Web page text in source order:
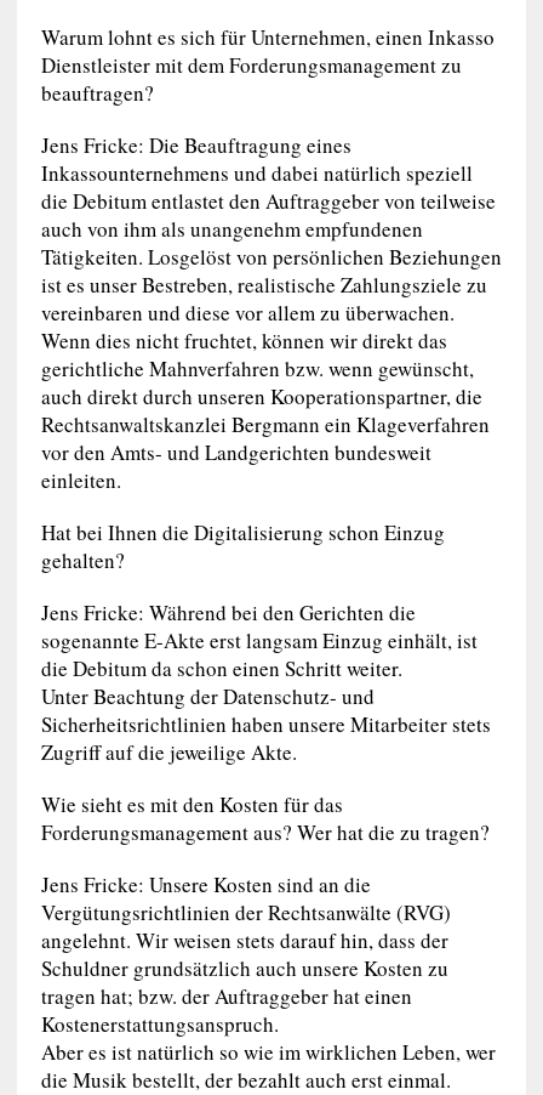
Warum lohnt es sich für Unternehmen, einen Inkasso
Dienstleister mit dem Forderungsmanagement zu
beauftragen?
Jens Fricke: Die Beauftragung eines
Inkassounternehmens und dabei natürlich speziell
die Debitum entlastet den Auftraggeber von teilweise
auch von ihm als unangenehm empfundenen
Tätigkeiten. Losgelöst von persönlichen Beziehungen
ist es unser Bestreben, realistische Zahlungsziele zu
vereinbaren und diese vor allem zu überwachen.
Wenn dies nicht fruchtet, können wir direkt das
gerichtliche Mahnverfahren bzw. wenn gewünscht,
auch direkt durch unseren Kooperationspartner, die
Rechtsanwaltskanzlei Bergmann ein Klageverfahren
vor den Amts- und Landgerichten bundesweit
einleiten.
Hat bei Ihnen die Digitalisierung schon Einzug
gehalten?
Jens Fricke: Während bei den Gerichten die
sogenannte E-Akte erst langsam Einzug einhält, ist
die Debitum da schon einen Schritt weiter.
Unter Beachtung der Datenschutz- und
Sicherheitsrichtlinien haben unsere Mitarbeiter stets
Zugriff auf die jeweilige Akte.
Wie sieht es mit den Kosten für das
Forderungsmanagement aus? Wer hat die zu tragen?
Jens Fricke: Unsere Kosten sind an die
Vergütungsrichtlinien der Rechtsanwälte (RVG)
angelehnt. Wir weisen stets darauf hin, dass der
Schuldner grundsätzlich auch unsere Kosten zu
tragen hat; bzw. der Auftraggeber hat einen
Kostenerstattungsanspruch.
Aber es ist natürlich so wie im wirklichen Leben, wer
die Musik bestellt, der bezahlt auch erst einmal.